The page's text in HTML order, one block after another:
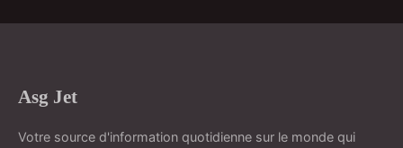
Asg Jet
Votre source d'information quotidienne sur le monde qui